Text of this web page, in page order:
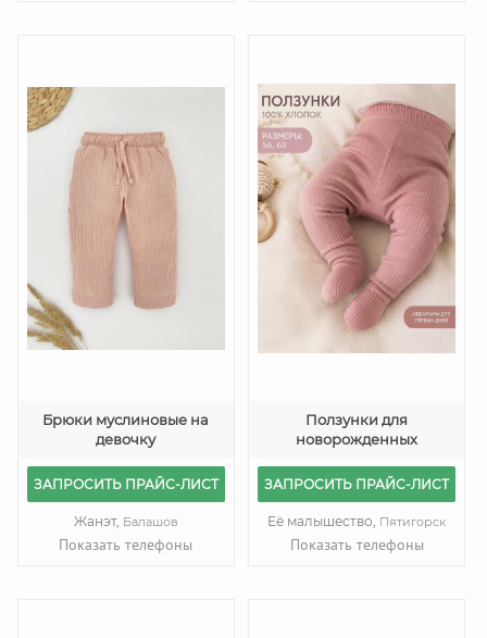
Брюки муслиновые на
девочку
ЗАПРОСИТЬ ПРАЙС-ЛИСТ
Жанэт, Балашов
Показать телефоны
Ползунки для
новорожденных
ЗАПРОСИТЬ ПРАЙС-ЛИСТ
Её малышество, Пятигорск
Показать телефоны